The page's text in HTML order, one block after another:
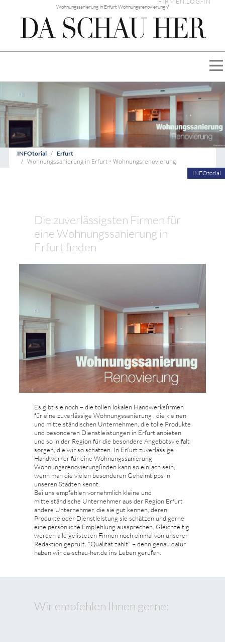
Wohnungssanierung in Erfurt Wohnungsrenovierung √
INFOtorial Erfurt
Wohnungssanierung in Erfurt • Wohnungsrenovierung
INFOtorial
Die zuverlässigsten Firmen für
eine Wohnungssanierung in
Erfurt finden
Es gibt sie noch – die tollen lokalen Handwerksfirmen
für eine zuverlässige Wohnungssanierung , die kleinen
und mittelständischen Unternehmen, die tolle Produkte
und besonderen Dienstleistungen in Erfurt anbieten
und so in der Region für die besondere Angebotsvielfalt
sorgen, die wir so schätzen. In Erfurt zuverlässige
Handwerker für eine Wohnungssanierung
Wohnungsrenovierungfinden kann so einfach sein,
wenn man die vielen besonderen Geheimtipps in
unseren Städten kennt.
Bei uns empfehlen vornehmlich kleine und
mittelständische Unternehmer aus der Region Erfurt
andere Unternehmer, die sie gut kennen, deren
Produkte oder Dienstleistung sie schätzen und gerne
eine persönliche Empfehlung aussprechen. Gleichzeitig
werden alle gelisteten Firmen noch einmal von unserer
Redaktion geprüft. "Qualität zählt" – denn genau dafür
haben wir da-schau-her.de ins Leben gerufen.
Wir empfehlen Ihnen gerne: